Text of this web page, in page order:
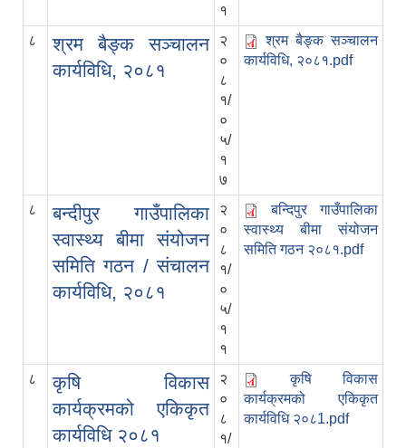
१
८
श्रम बैङ्क सञ्चालन
कार्यविधि, २०८१
२
०
८
१/
०
५/
१
७
श्रम बैङ्क सञ्चालन
कार्यविधि, २०८१.pdf
८
बन्दीपुर गाउँपालिका
स्वास्थ्य बीमा संयोजन
समिति गठन / संचालन
कार्यविधि, २०८१
२
०
८
१/
०
५/
१
१
बन्दिपुर गाउँपालिका
स्वास्थ्य बीमा संयोजन
समिति गठन २०८१.pdf
८
कृषि विकास
कार्यक्रमको एकिकृत
कार्यविधि २०८१
२
०
८
१/
कृषि विकास
कार्यक्रमको एकिकृत
कार्यविधि २०८1.pdf